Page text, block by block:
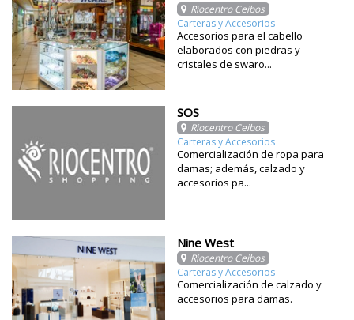
Riocentro Ceibos
Carteras y Accesorios
Accesorios para el cabello
elaborados con piedras y
cristales de swaro...
SOS
Riocentro Ceibos
Carteras y Accesorios
Comercialización de ropa para
damas; además, calzado y
accesorios pa...
Nine West
Riocentro Ceibos
Carteras y Accesorios
Comercialización de calzado y
accesorios para damas.